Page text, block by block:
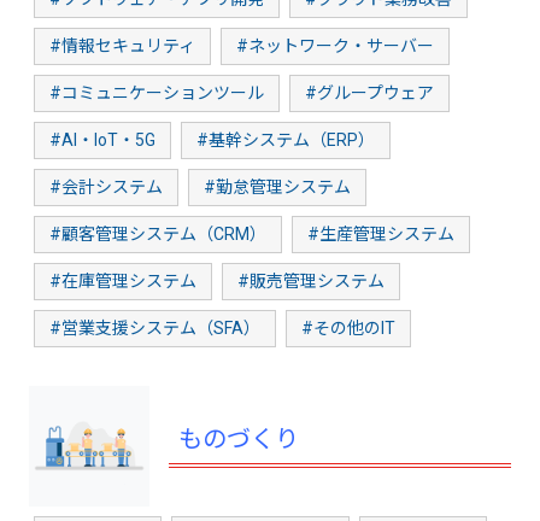
#情報セキュリティ #ネットワーク・サーバー
#コミュニケーションツール #グループウェア
#AI・IoT・5G #基幹システム（ERP）
#会計システム #勤怠管理システム
#顧客管理システム（CRM） #生産管理システム
#在庫管理システム #販売管理システム
#営業支援システム（SFA） #その他のIT
ものづくり